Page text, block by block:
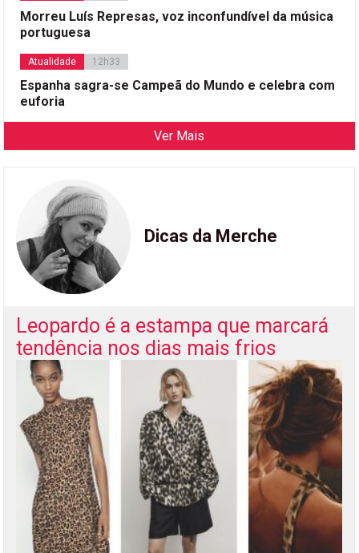
Morreu Luís Represas, voz inconfundível da música
portuguesa
Atualidade 12h33
Espanha sagra-se Campeã do Mundo e celebra com
euforia
Ver Mais
Dicas da Merche
Leopardo é a estampa que marcará
tendência nos dias mais frios